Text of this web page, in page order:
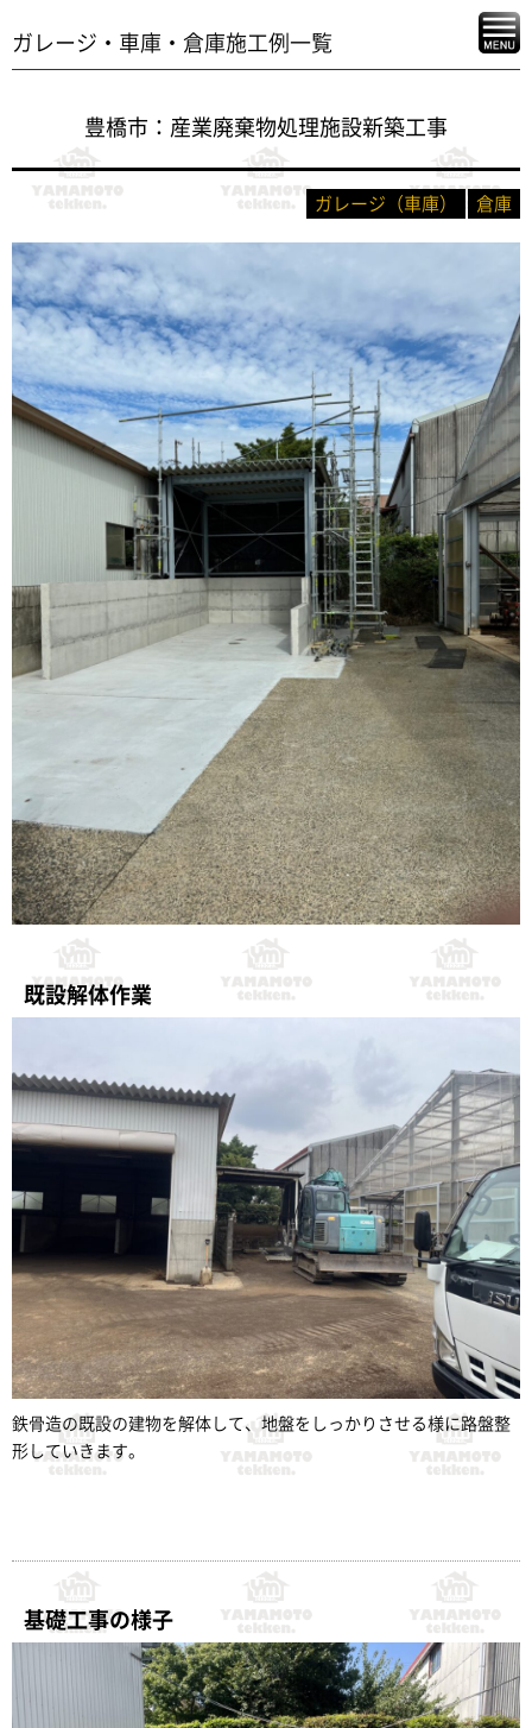
ガレージ・車庫・倉庫施工例一覧
豊橋市：産業廃棄物処理施設新築工事
ガレージ（車庫） 倉庫
既設解体作業
鉄骨造の既設の建物を解体して、地盤をしっかりさせる様に路盤整
形していきます。
基礎工事の様子